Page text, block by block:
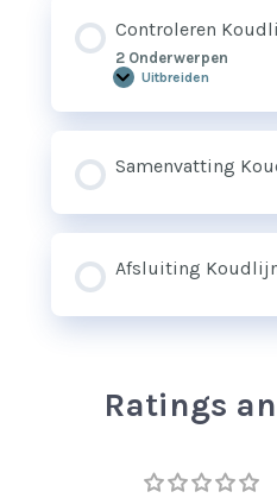
Controleren
2 Onderwerpen
Uitbreiden
Controleren
Samenvatting
Afsluiting
Ratings